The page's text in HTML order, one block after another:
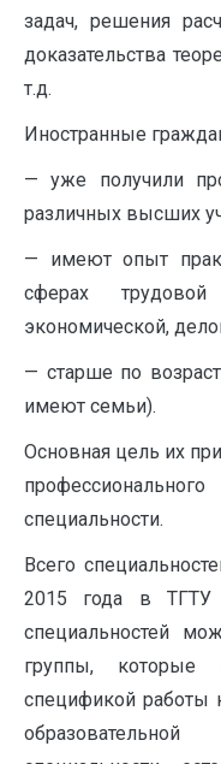
задач, решения
доказательства
т.д.
Иностранные
— уже получили
различных высших
— имеют опыт
сферах трудовой
экономической,
— старше по
имеют семьи).
Основная цель их
специальности.
Всего
2015 года в ТГТУ
специальностей
группы,
спецификой